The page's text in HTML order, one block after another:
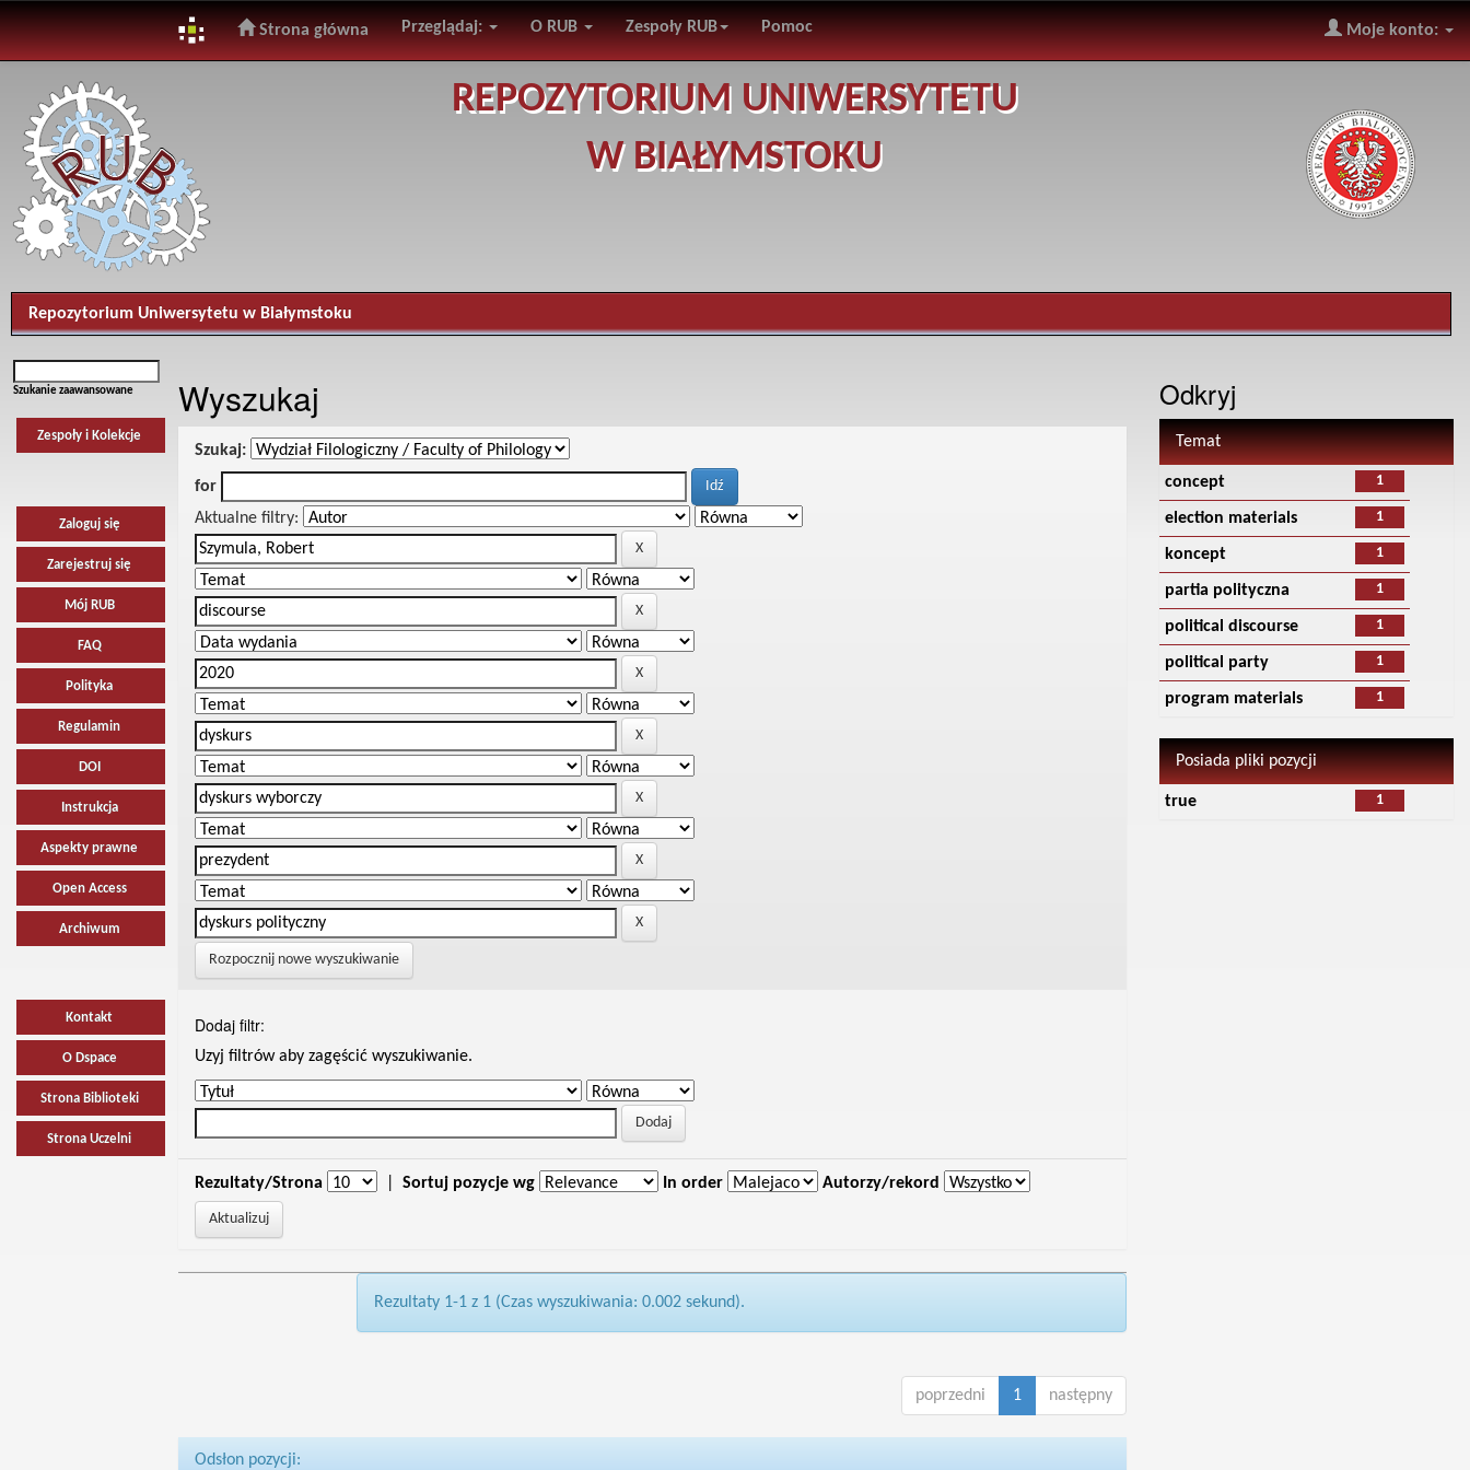
navigation
Strona główna Przeglądaj: O RUB Zespoły RUB Pomoc Moje konto:
REPOZYTORIUM UNIWERSYTETU
W BIAŁYMSTOKU
Repozytorium Uniwersytetu w Białymstoku
Szukanie zaawansowane
Zespoły i Kolekcje
Zaloguj się
Zarejestruj się
Mój RUB
FAQ
Polityka
Regulamin
DOI
Instrukcja
Aspekty prawne
Open Access
Archiwum
Kontakt
O Dspace
Strona Biblioteki
Strona Uczelni
Wyszukaj
Szukaj:
for
Aktualne filtry:
Rozpocznij nowe wyszukiwanie
Dodaj filtr:
Uzyj filtrów aby zagęścić wyszukiwanie.
Rezultaty/Strona Sortuj pozycje wg In order Autorzy/rekord
Rezultaty 1-1 z 1 (Czas wyszukiwania: 0.002 sekund).
poprzedni 1 następny
Odsłon pozycji:
Odkryj
Temat
1
concept
1
election materials
1
koncept
1
partia polityczna
1
political discourse
1
political party
1
program materials
Posiada pliki pozycji
1
true